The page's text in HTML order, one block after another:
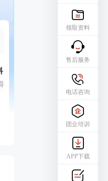
领取资料
售后服务
电话咨询
团企培训
APP下载